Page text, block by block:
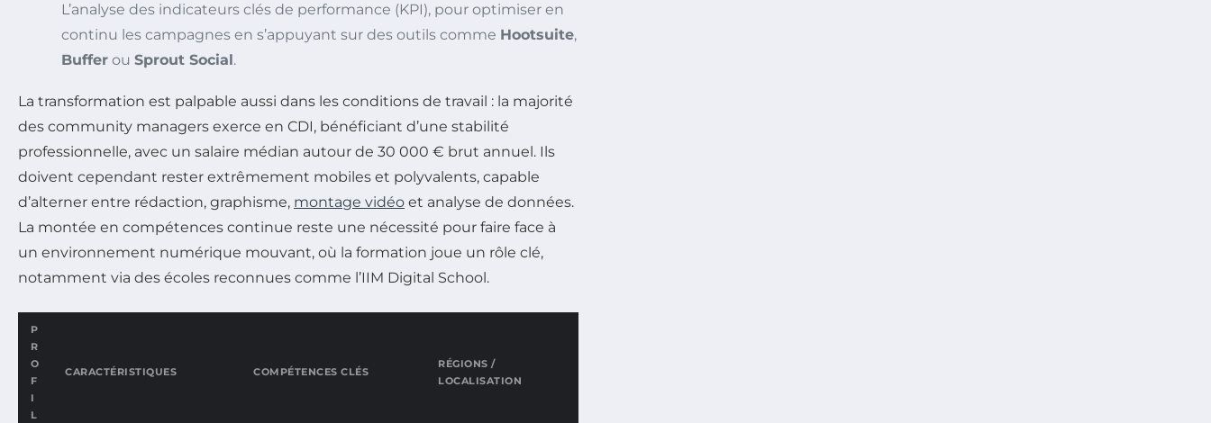
L’analyse des indicateurs clés de performance (KPI), pour optimiser en
continu les campagnes en s’appuyant sur des outils comme Hootsuite,
Buffer ou Sprout Social .
La transformation est palpable aussi dans les conditions de travail : la majorité
des community managers exerce en CDI, bénéficiant d’une stabilité
professionnelle, avec un salaire médian autour de 30 000 € brut annuel. Ils
doivent cependant rester extrêmement mobiles et polyvalents, capable
d’alterner entre rédaction, graphisme, montage vidéo et analyse de données.
La montée en compétences continue reste une nécessité pour faire face à
un environnement numérique mouvant, où la formation joue un rôle clé,
notamment via des écoles reconnues comme l’IIM Digital School.
P
R
O
F
I
L
CARACTÉRISTIQUES COMPÉTENCES CLÉS
RÉGIONS /
LOCALISATION